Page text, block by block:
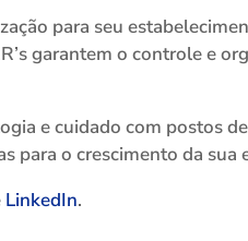
para seu
garantem o controle e
e cuidado com postos
para o crescimento da sua
LinkedIn.